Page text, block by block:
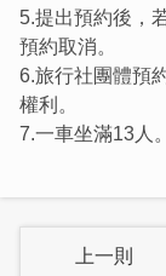
5.提出預約後，
預約取消。
6.旅行社團體預
權利。
7.一車坐滿13人。
上一則